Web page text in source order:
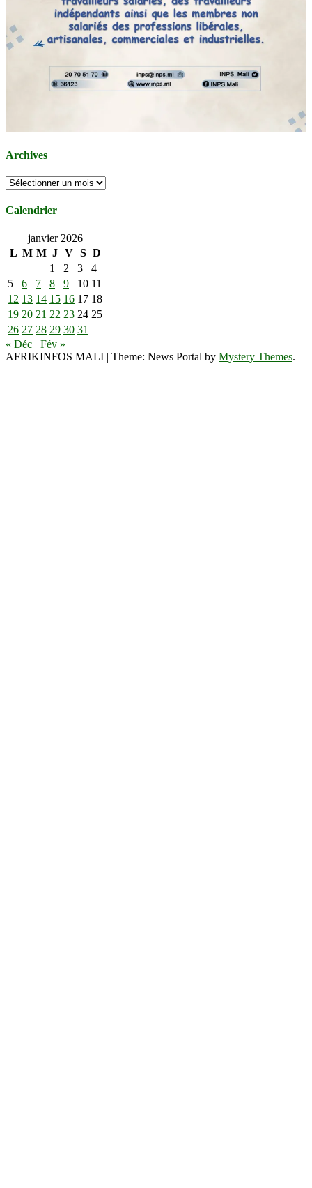
Archives
Archives
Calendrier
janvier 2026
L M M J V S D
1
2 3
4
5
6 7 8 9 10 11
12 13 14 15 16 17 18
19 20 21 22 23 24 25
26 27 28 29 30 31
« Déc
Fév »
AFRIKINFOS MALI | Theme: News Portal by Mystery Themes.